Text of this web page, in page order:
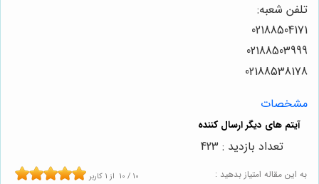
تلفن شعبه:
02188504171
02188503999
02188538178
مشخصات
به این مقاله امتیاز بدهید : 10 / 10 از 1 کاربر
تعداد بازدید : 423